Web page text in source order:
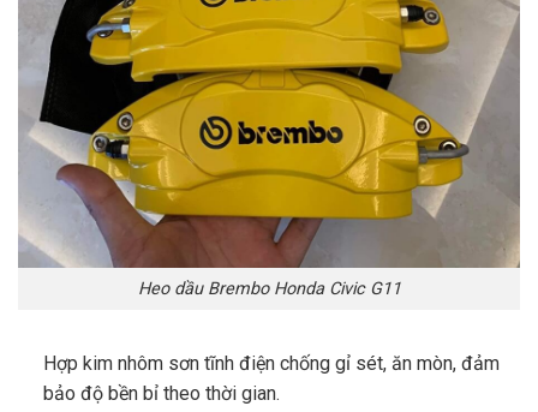
Heo dầu Brembo Honda Civic G11
Hợp kim nhôm sơn tĩnh điện chống gỉ sét, ăn mòn, đảm
bảo độ bền bỉ theo thời gian.